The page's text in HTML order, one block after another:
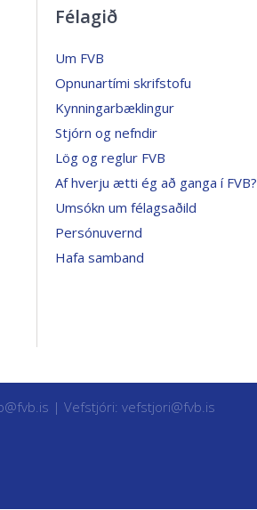
Félagið
Um FVB
Opnunartími skrifstofu
Kynningarbæklingur
Stjórn og nefndir
Lög og reglur FVB
Af hverju ætti ég að ganga í FVB?
Umsókn um félagsaðild
Persónuvernd
Hafa samband
| Vefstjóri: vefstjori@fvb.is